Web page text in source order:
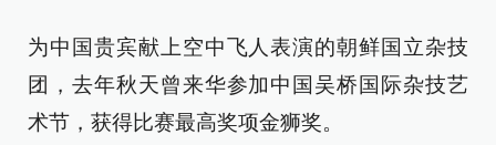
为中国贵宾献上空中飞人表演的朝鲜国立杂技
团，去年秋天曾来华参加中国吴桥国际杂技艺
术节，获得比赛最高奖项金狮奖。